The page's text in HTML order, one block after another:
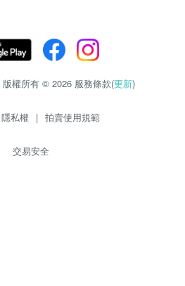
版權所有 © 2026 服務條款(更新)
隱私權 | 拍賣使用規範
交易安全